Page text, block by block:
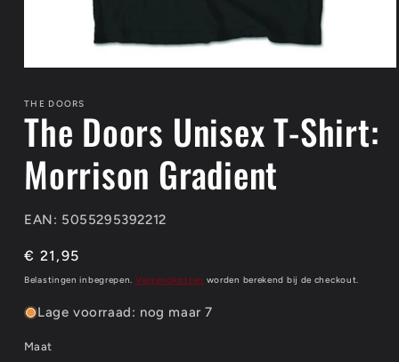
openen
modaal
THE DOORS
The Doors Unisex T-Shirt:
Morrison Gradient
EAN: 5055295392212
Normale
prijs
€ 21,95
Belastingen inbegrepen. Verzendkosten worden berekend bij de checkout.
Lage voorraad: nog maar 7
Maat